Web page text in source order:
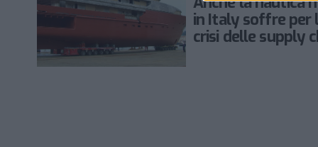
in Italy soffre per
crisi delle supply